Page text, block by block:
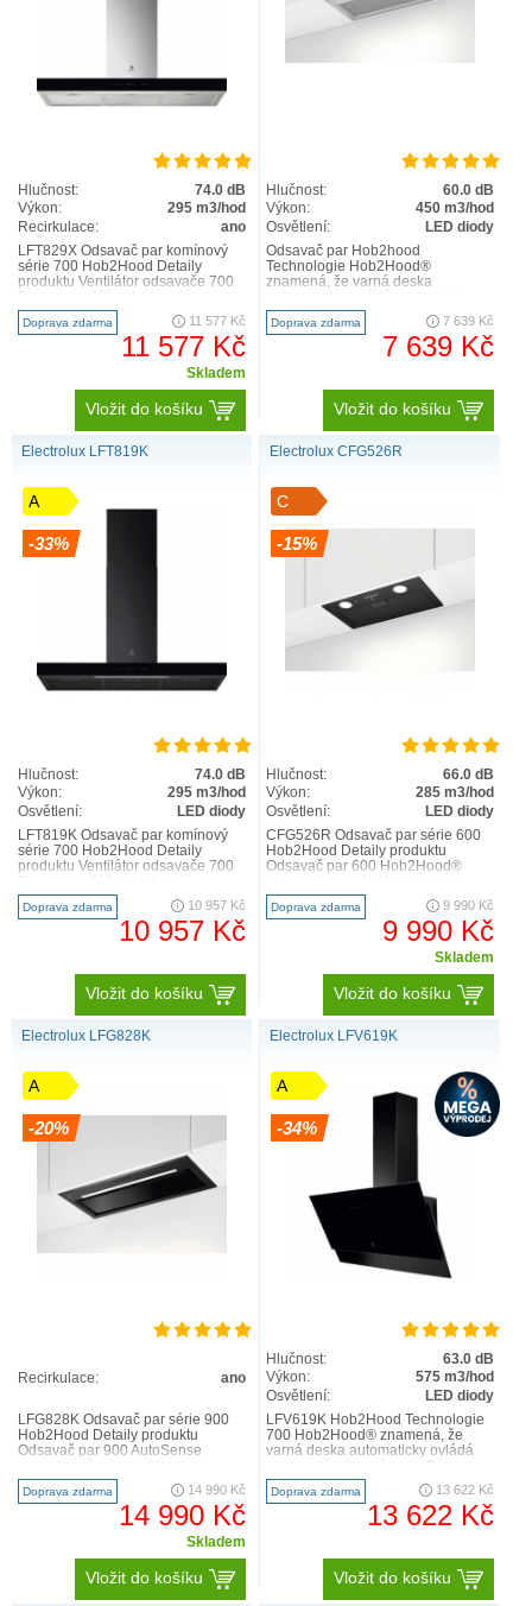
Hlučnost:
74.0 dB
Výkon:
295 m3/hod
Recirkulace:
ano
LFT829X Odsavač par komínový
série 700 Hob2Hood Detaily
produktu Ventilátor odsavače 700
kuchyně – po vaření efektivn..
Doprava zdarma 11 577 Kč
11 577 Kč
Skladem
Vložit do košíku
Hlučnost:
60.0 dB
Výkon:
450 m3/hod
Osvětlení:
LED diody
Odsavač par Hob2hood
Technologie Hob2Hood®
znamená, že varná deska
odsavače par. Během vaření
upravuje intenzitu odsáv..
Doprava zdarma 7 639 Kč
7 639 Kč
Vložit do košíku
Electrolux LFT819K
A
-33%
Hlučnost:
74.0 dB
Výkon:
295 m3/hod
Osvětlení:
LED diody
LFT819K Odsavač par komínový
série 700 Hob2Hood Detaily
produktu Ventilátor odsavače 700
kuchyně – po vaření efektivn..
Doprava zdarma 10 957 Kč
10 957 Kč
Vložit do košíku
Electrolux CFG526R
C
-15%
Hlučnost:
66.0 dB
Výkon:
285 m3/hod
Osvětlení:
LED diody
CFG526R Odsavač par série 600
Hob2Hood Detaily produktu
Odsavač par 600 Hob2Hood®
odsávání. V průběhu vaření se ve..
Doprava zdarma 9 990 Kč
9 990 Kč
Skladem
Vložit do košíku
Electrolux LFG828K
A
-20%
Recirkulace: ano
LFG828K Odsavač par série 900
Hob2Hood Detaily produktu
Odsavač par 900 AutoSense
pachy v kuchyni a intuitivně upra..
Doprava zdarma 14 990 Kč
14 990 Kč
Skladem
Vložit do košíku
Electrolux LFV619K
A
-34%
Hlučnost:
63.0 dB
Výkon:
575 m3/hod
Osvětlení:
LED diody
LFV619K Hob2Hood Technologie
700 Hob2Hood® znamená, že
varná deska automaticky ovládá
vaření upravuje intenzitu odsá..
Doprava zdarma 13 622 Kč
13 622 Kč
Vložit do košíku